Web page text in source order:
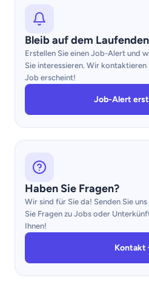
Bleib auf dem
Erstellen Sie einen Job-Alert und
Sie interessieren. Wir kontaktieren
Job erscheint!
Job-Alert
Haben Sie Fragen?
Wir sind für Sie da! Senden Sie
Sie Fragen zu Jobs oder
Ihnen!
Kontakt